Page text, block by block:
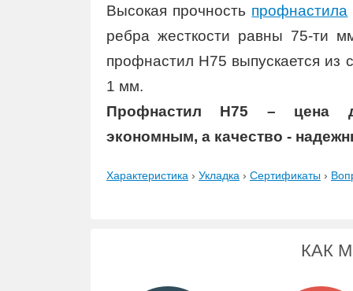
Высокая прочность профнастила
ребра жесткости равны 75-ти
профнастил Н75 выпускается из
1 мм.
Профнастил Н75 – цена
экономным, а качество -
Характеристика › Укладка › Сертификаты ›
КАК